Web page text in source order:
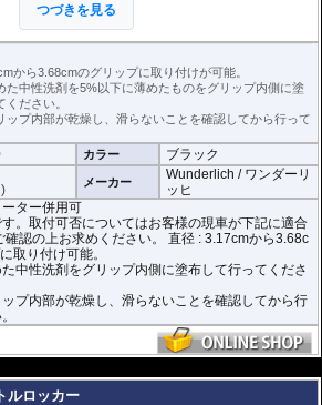
に時間がかかります。ご注意ください。
付けることが可能です。
全く滑りません。乾いた状態で取り付けると破損
、滑らないことを確認してから行ってください。
て掲載しています。
るわけではありません。
現車が下記に適合するか 必ずご確認の上お求めく
リップに取り付けが可能。
つづきを見る
から3.68cmのグリップに取り付けが可能。
中性洗剤を5%以下に薄めたものをグリップ内側に塗
ください。
プ内部が乾燥し、滑らないことを確認してから行って
カラー ブラック
メーカー
Wunderlich / ワンダーリ
ッヒ
ター併用可
。取付可否についてはお客様の現車が下記に適合
確認の上お求めください。 直径 : 3.17cmから3.68c
取り付け可能。
中性洗剤をグリップ内側に塗布して行ってくださ
プ内部が乾燥し、滑らないことを確認してから行
ルロッカー